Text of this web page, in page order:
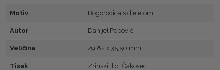
Motiv Bogorodica s djetetom
Autor Danijel Popović
Veličina 29,82 x 35,50 mm
Tisak Zrinski d.d. Čakovec